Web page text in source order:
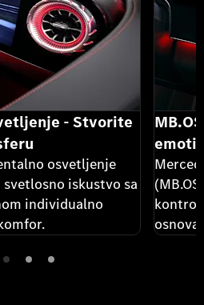
- Stvorite
osvetljenje
iskustvo sa
individualno